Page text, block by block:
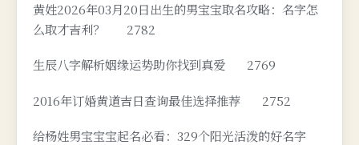
黄姓2026年03月20日出生的男宝宝取名攻略：名字怎
么取才吉利？
2782
生辰八字解析姻缘运势助你找到真爱 2769
2016年订婚黄道吉日查询最佳选择推荐 2752
给杨姓男宝宝宝起名必看：329个阳光活泼的好名字